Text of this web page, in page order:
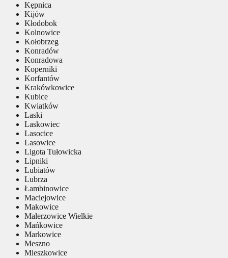
Kępnica
Kijów
Kłodobok
Kolnowice
Kołobrzeg
Konradów
Konradowa
Koperniki
Korfantów
Krakówkowice
Kubice
Kwiatków
Laski
Laskowiec
Lasocice
Lasowice
Ligota Tułowicka
Lipniki
Lubiatów
Lubrza
Łambinowice
Maciejowice
Makowice
Malerzowice Wielkie
Mańkowice
Markowice
Meszno
Mieszkowice